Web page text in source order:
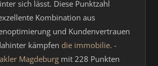
sich lässt. Diese Punktzahl
Kombination aus
und Kundenvertrauen
kämpfen die immobilie. -
Magdeburg mit 228 Punkten